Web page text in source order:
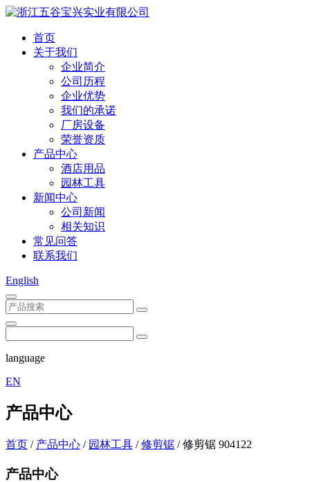
首页
关于我们
企业简介
公司历程
企业优势
我们的承诺
厂房设备
荣誉资质
产品中心
酒店用品
园林工具
新闻中心
公司新闻
相关知识
常见问答
联系我们
English
language
EN
产品中心
首页 / 产品中心 / 园林工具 /修剪锯 /修剪锯 904122
产品中心